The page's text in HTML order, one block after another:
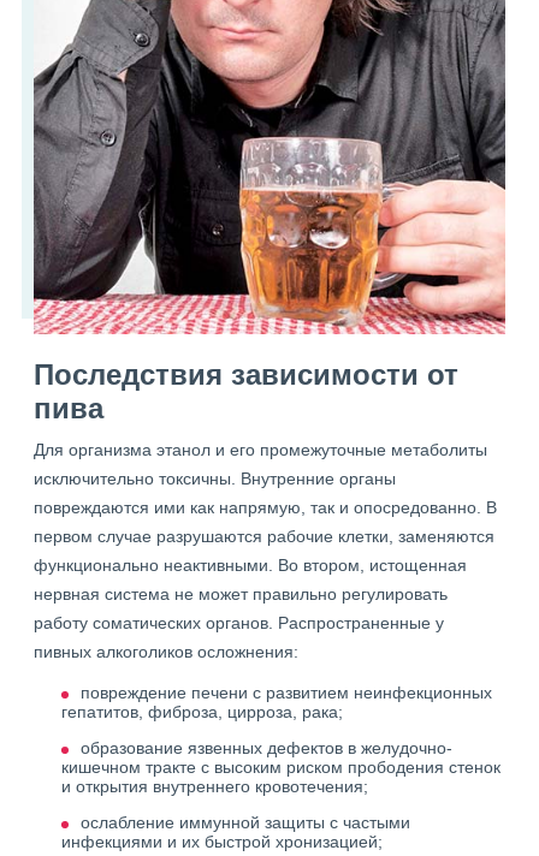
Последствия зависимости от
пива
Для организма этанол и его промежуточные метаболиты
исключительно токсичны. Внутренние органы
повреждаются ими как напрямую, так и опосредованно. В
первом случае разрушаются рабочие клетки, заменяются
функционально неактивными. Во втором, истощенная
нервная система не может правильно регулировать
работу соматических органов. Распространенные у
пивных алкоголиков осложнения:
повреждение печени с развитием неинфекционных
гепатитов, фиброза, цирроза, рака;
образование язвенных дефектов в желудочно-
кишечном тракте с высоким риском прободения стенок
и открытия внутреннего кровотечения;
ослабление иммунной защиты с частыми
инфекциями и их быстрой хронизацией;